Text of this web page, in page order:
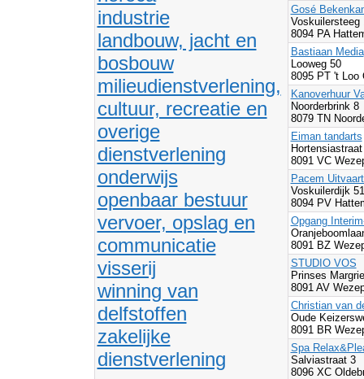
industrie
landbouw, jacht en
bosbouw
milieudienstverlening,
cultuur, recreatie en
overige
dienstverlening
onderwijs
openbaar bestuur
vervoer, opslag en
communicatie
visserij
winning van
delfstoffen
zakelijke
dienstverlening
Gosé
Voskuilersteeg
8094 PA
Bastiaan Media
Looweg 50
8095 PT 't Loo
Kanoverhuur
Noorderbrink 8
8079 TN
Eiman tandarts
8091 VC
Pacem
Voskuilerdijk
8094 PV
Opgang
8091 BZ
STUDIO VOS
Prinses
8091 AV
Christian van
Oude
8091 BR
Spa
Salviastraat 3
8096 XC